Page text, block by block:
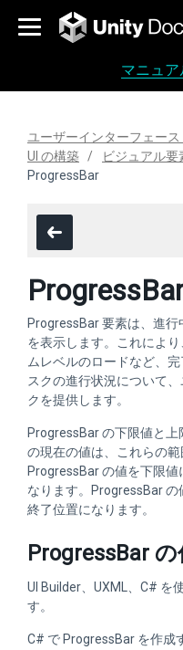
マニュア
ユーザーインターフェース
UI の構築
ビジュアル要
ProgressBar
ProgressBar 要素は、進
を表示します。これによ
ムレベルのロードなど、
スクの進行状況について
クを提供します。
ProgressBar の下限値と
の現在の値は、これらの範
ProgressBar の値を下限
なります。ProgressBar
終了位置になります。
ProgressBar
UI Builder、UXML、C# を
す。
C# で ProgressBar を作成